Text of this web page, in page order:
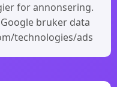
for annonsering.
bruker data
technologies/ads